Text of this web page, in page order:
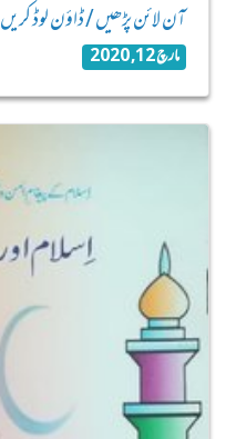
آن لائن پڑھیں / ڈاؤن لوڈ کریں
مارچ 12, 2020